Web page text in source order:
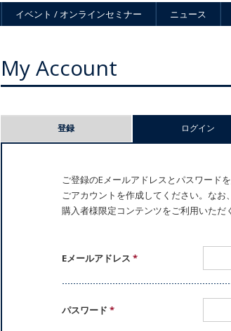
イベント / オンラインセミナー ニュース
My Account
登録 ログイン
ご登録のEメールアドレスとパスワード
ごアカウントを作成してください。な
購入者様限定コンテンツをご利用いただ
Eメールアドレス*
パスワード*